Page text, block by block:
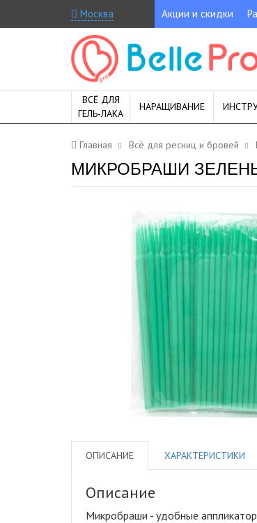
Москва Акции и скидки
ВСЁ ДЛЯ
ГЕЛЬ-ЛАКА
НАРАЩИВАНИЕ
Главная Всё для ресниц и бровей
МИКРОБРАШИ
ОПИСАНИЕ ХАРАКТЕРИСТИКИ
Описание
Микробраши - удобные